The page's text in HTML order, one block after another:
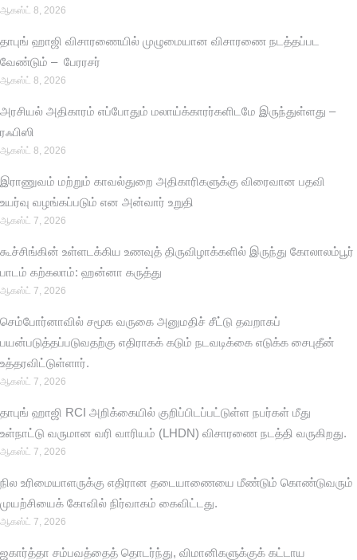
ஆகஸ்ட் 8, 2026
தாபுங் ஹாஜி விசாரணையில் முழுமையான விசாரணை நடத்தப்பட
வேண்டும் – பேரரசர்
ஆகஸ்ட் 8, 2026
அரசியல் அதிகாரம் எப்போதும் மலாய்க்காரர்களிடமே இருந்துள்ளது –
ரஃபிஸி
ஆகஸ்ட் 8, 2026
இராணுவம் மற்றும் காவல்துறை அதிகாரிகளுக்கு விரைவான பதவி
உயர்வு வழங்கப்படும் என அன்வார் உறுதி
ஆகஸ்ட் 7, 2026
கூச்சிங்கின் உள்ளடக்கிய உணவுத் திருவிழாக்களில் இருந்து கோலாலம்பூர்
பாடம் கற்கலாம்: ஹன்னா கருத்து
ஆகஸ்ட் 7, 2026
செம்போர்னாவில் சமூக வருகை அனுமதிச் சீட்டு தவறாகப்
பயன்படுத்தப்படுவதற்கு எதிராகக் கடும் நடவடிக்கை எடுக்க சைபுதீன்
உத்தரவிட்டுள்ளார்.
ஆகஸ்ட் 7, 2026
தாபுங் ஹாஜி RCI அறிக்கையில் குறிப்பிடப்பட்டுள்ள நபர்கள் மீது
உள்நாட்டு வருமான வரி வாரியம் (LHDN) விசாரணை நடத்தி வருகிறது.
ஆகஸ்ட் 7, 2026
நில உரிமையாளருக்கு எதிரான தடையாணையை மீண்டும் கொண்டுவரும்
முயற்சியைக் கோவில் நிர்வாகம் கைவிட்டது.
ஆகஸ்ட் 7, 2026
ஜகார்த்தா சம்பவத்தைத் தொடர்ந்து, விமானிகளுக்குக் கட்டாய